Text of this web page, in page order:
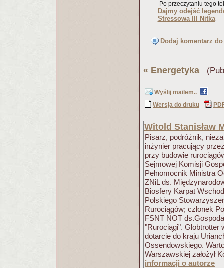
Po przeczytaniu tego
Dajmy odejść
Stressowa III Nitka
Dodaj komentarz
« Energetyka
Wyślij mailem..
Wersja do druku
Witold Stanisław
Pisarz, podróżnik,
inżynier pracujący
przy budowie
Sejmowej Komisji
Pełnomocnik Ministra
ZNiL ds.
Biosfery Karpat
Polskiego
Rurociągów; członek
FSNT NOT
"Rurociągi". Globtrotter
dotarcie do kraju
Ossendowskiego.
Warszawskiej założył
informacji o autorze